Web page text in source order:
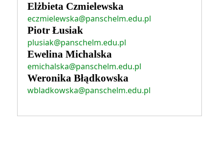
Elżbieta Czmielewska
eczmielewska@panschelm.edu.pl
Piotr Łusiak
plusiak@panschelm.edu.pl
Ewelina Michalska
emichalska@panschelm.edu.pl
Weronika Błądkowska
wbladkowska@panschelm.edu.pl